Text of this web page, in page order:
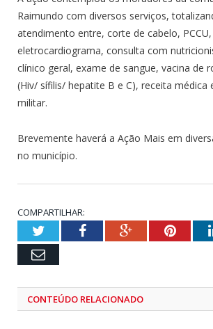
Raimundo com diversos serviços,
atendimento entre, corte de cabelo, PCCU,
eletrocardiograma, consulta com
clínico geral, exame de sangue, vacina de
(Hiv/ sífilis/ hepatite B e C), receita médica
militar.
Brevemente haverá a Ação Mais em
no município.
COMPARTILHAR:
TwitterFacebookGoogle+
Email
CONTEÚDO RELACIONADO